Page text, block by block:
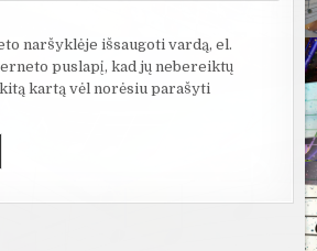
naršyklėje išsaugoti vardą, el.
puslapį, kad jų nebereiktų
kartą vėl norėsiu parašyti